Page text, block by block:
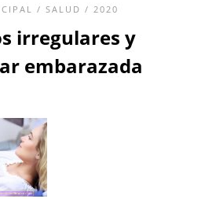
/ SALUD / 2020
irregulares y
embarazada